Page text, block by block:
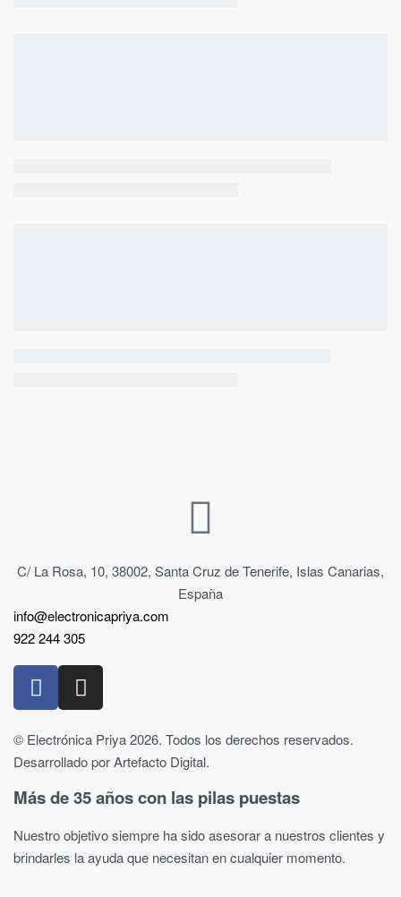
C/ La Rosa, 10, 38002, Santa Cruz de Tenerife, Islas Canarias,
España
info@electronicapriya.com
922 244 305
© Electrónica Priya 2026. Todos los derechos reservados.
Desarrollado por Artefacto Digital.
Más de 35 años con las pilas puestas
Nuestro objetivo siempre ha sido asesorar a nuestros clientes y
brindarles la ayuda que necesitan en cualquier momento.